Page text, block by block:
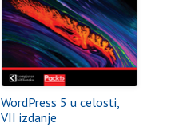
WordPress 5 u celosti,
VII izdanje